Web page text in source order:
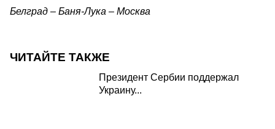
Белград – Баня-Лука – Москва
ЧИТАЙТЕ ТАКЖЕ
Президент Сербии поддержал
Украину...